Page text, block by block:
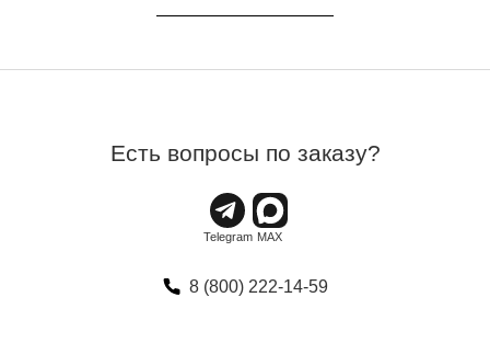
Есть вопросы по заказу?
8 (800) 222-14-59